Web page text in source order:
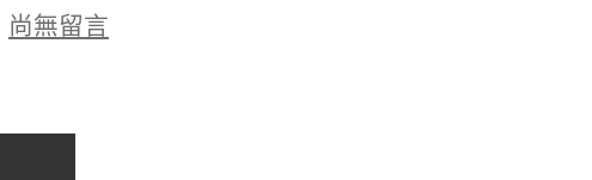
在
〈鄭
奔
尚無留言